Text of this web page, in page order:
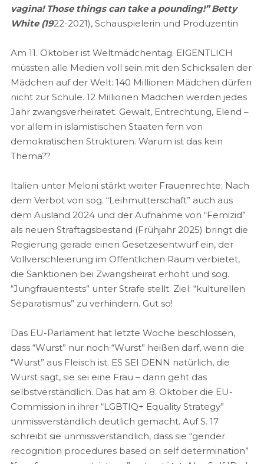
vagina! Those things can take a pounding!” Betty
White (1922-2021), Schauspielerin und Produzentin
Am 11. Oktober ist Weltmädchentag. EIGENTLICH
müssten alle Medien voll sein mit den Schicksalen der
Mädchen auf der Welt: 140 Millionen Mädchen dürfen
nicht zur Schule. 12 Millionen Mädchen werden jedes
Jahr zwangsverheiratet. Gewalt, Entrechtung, Elend –
vor allem in islamistischen Staaten fern von
demokratischen Strukturen. Warum ist das kein
Thema??
Italien unter Meloni stärkt weiter Frauenrechte: Nach
dem Verbot von sog. “Leihmutterschaft” auch aus
dem Ausland 2024 und der Aufnahme von “Femizid”
als neuen Straftagsbestand (Frühjahr 2025) bringt die
Regierung gerade einen Gesetzesentwurf ein, der
Vollverschleierung im Öffentlichen Raum verbietet,
die Sanktionen bei Zwangsheirat erhöht und sog.
“Jungfrauentests” unter Strafe stellt. Ziel: “kulturellen
Separatismus” zu verhindern. Gut so!
Das EU-Parlament hat letzte Woche beschlossen,
dass “Wurst” nur noch “Wurst” heißen darf, wenn die
“Wurst” aus Fleisch ist. ES SEI DENN natürlich, die
Wurst sagt, sie sei eine Frau – dann geht das
selbstverständlich. Das hat am 8. Oktober die EU-
Commission in ihrer “LGBTIQ+ Equality Strategy”
unmissverständlich deutlich gemacht. Auf S. 17
schreibt sie unmissverständlich, dass sie “gender
recognition procedures based on self determination”